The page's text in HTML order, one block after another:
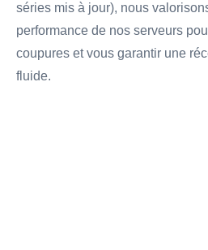
séries mis à jour), nous
performance de nos serveurs
coupures et vous garantir une
fluide.